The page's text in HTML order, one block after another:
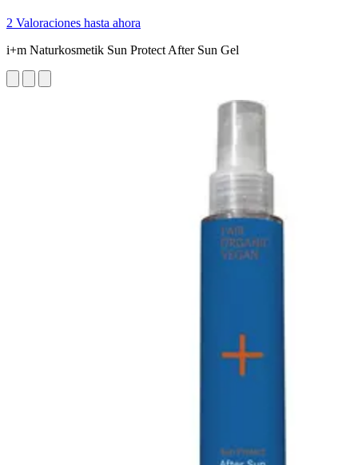
2 Valoraciones hasta ahora
i+m Naturkosmetik Sun Protect After Sun Gel